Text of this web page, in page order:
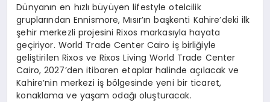
Dünyanın en hızlı büyüyen lifestyle otelcilik
gruplarından Ennismore, Mısır’ın başkenti Kahire’deki ilk
şehir merkezli projesini Rixos markasıyla hayata
geçiriyor. World Trade Center Cairo iş birliğiyle
geliştirilen Rixos ve Rixos Living World Trade Center
Cairo, 2027’den itibaren etaplar halinde açılacak ve
Kahire’nin merkezi iş bölgesinde yeni bir ticaret,
konaklama ve yaşam odağı oluşturacak.